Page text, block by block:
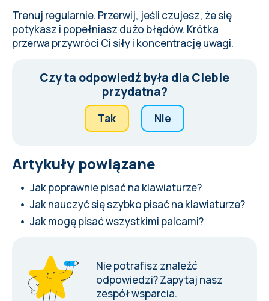
Trenuj regularnie. Przerwij, jeśli czujesz, że się
potykasz i popełniasz dużo błędów. Krótka
przerwa przywróci Ci siły i koncentrację uwagi.
Czy ta odpowiedź była dla Ciebie
przydatna?
Tak Nie
Artykuły powiązane
Jak poprawnie pisać na klawiaturze?
Jak nauczyć się szybko pisać na klawiaturze?
Jak mogę pisać wszystkimi palcami?
Nie potrafisz znaleźć
odpowiedzi?Zapytaj nasz
zespół wsparcia.